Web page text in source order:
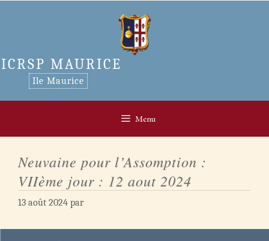
ICRSP MAURICE
Ile Maurice
Menu
Neuvaine pour l’Assomption :
VIIème jour : 12 aout 2024
13 août 2024 par